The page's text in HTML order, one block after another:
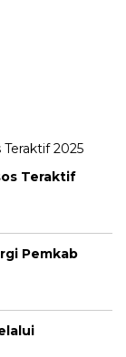
Teraktif
Pemkab